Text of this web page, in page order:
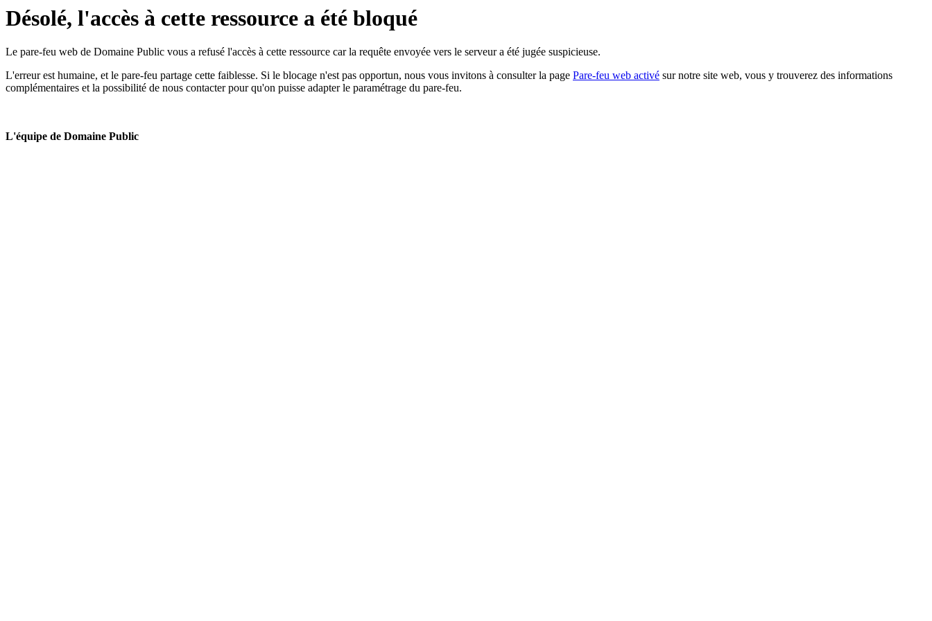
Désolé, l'accès à cette ressource a été bloqué
Le pare-feu web de Domaine Public vous a refusé l'accès à cette ressource car la requête envoyée vers le serveur a été jugée suspicieuse.
L'erreur est humaine, et le pare-feu partage cette faiblesse. Si le blocage n'est pas opportun, nous vous invitons à consulter la page Pare-feu web activé sur notre site web, vous y trouverez des informations
complémentaires et la possibilité de nous contacter pour qu'on puisse adapter le paramétrage du pare-feu.
L'équipe de Domaine Public